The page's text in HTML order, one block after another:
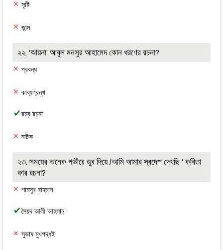
সৃষ্টি
জান্ম
২২. ‘আয়না’ আবুল মনসুর আহামেদ কোন ধরণের রচনা?
প্রবন্ধ
কাব্যগ্রন্থ
রম্য রচনা
নাটক
২৩. সময়ের অনেক গভীরে ডুব দিয়ে /আমি আমার স্বদেশ দেখছি ‘ কবিতা
কার রচনা?
শামসুর রাহমান
সৈয়দ আলী আহসান
সুভাষ মুখপদ্ধই